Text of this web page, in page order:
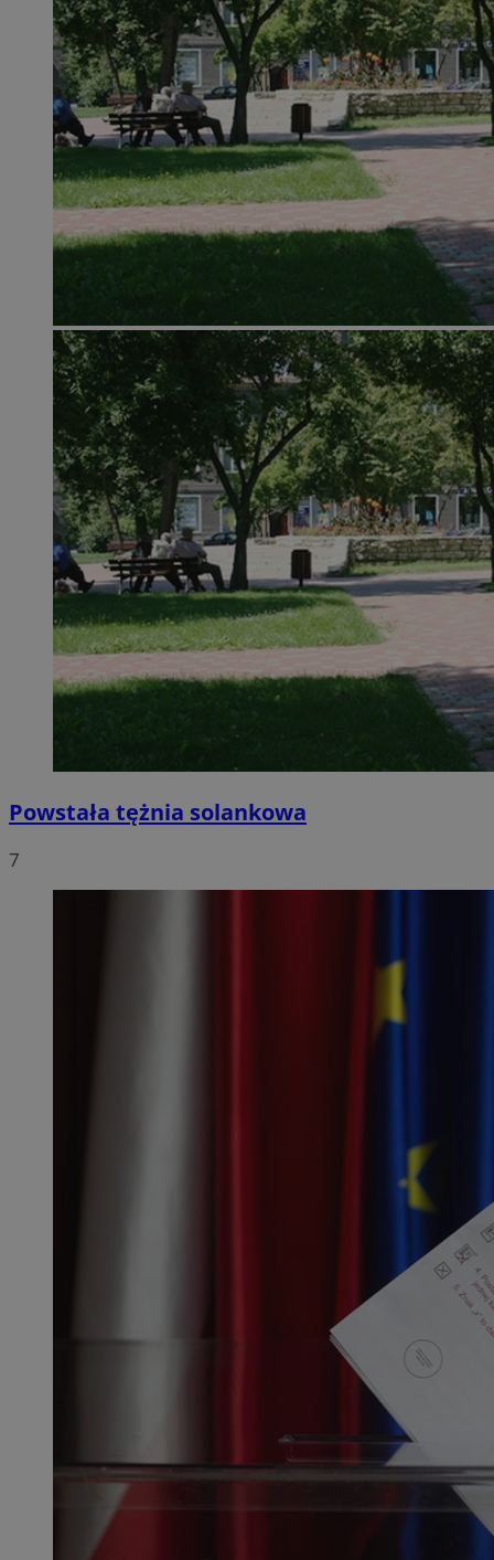
Powstała tężnia solankowa
7